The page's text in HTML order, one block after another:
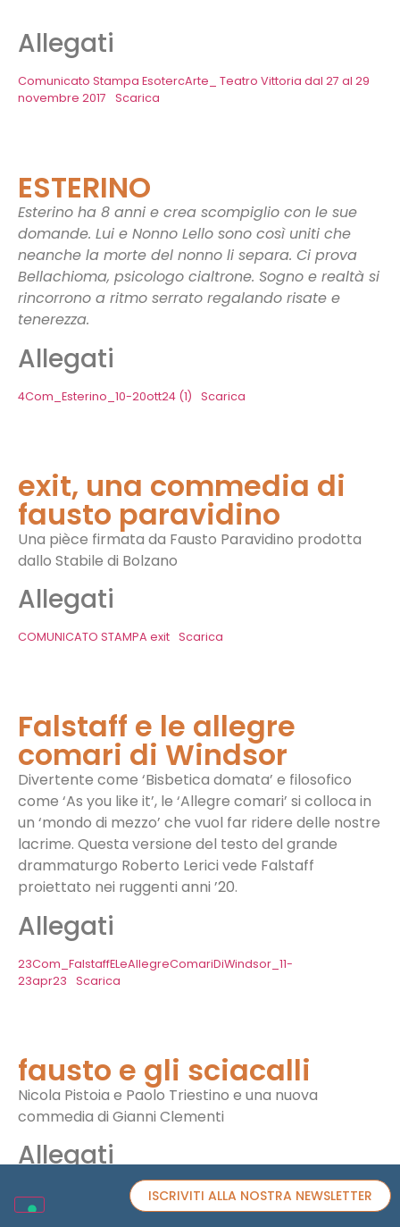
Allegati
Comunicato Stampa EsotercArte_ Teatro Vittoria dal 27 al 29
novembre 2017
Scarica
ESTERINO
Esterino ha 8 anni e crea scompiglio con le sue
domande. Lui e Nonno Lello sono così uniti che
neanche la morte del nonno li separa. Ci prova
Bellachioma, psicologo cialtrone. Sogno e realtà si
rincorrono a ritmo serrato regalando risate e
tenerezza.
Allegati
4Com_Esterino_10-20ott24 (1) Scarica
exit, una commedia di
fausto paravidino
Una pièce firmata da Fausto Paravidino prodotta
dallo Stabile di Bolzano
Allegati
COMUNICATO STAMPA exit Scarica
Falstaff e le allegre
comari di Windsor
Divertente come ‘Bisbetica domata’ e filosofico
come ‘As you like it’, le ‘Allegre comari’ si colloca in
un ‘mondo di mezzo’ che vuol far ridere delle nostre
lacrime. Questa versione del testo del grande
drammaturgo Roberto Lerici vede Falstaff
proiettato nei ruggenti anni ’20.
Allegati
23Com_FalstaffELeAllegreComariDiWindsor_11-
23apr23
Scarica
fausto e gli sciacalli
Nicola Pistoia e Paolo Triestino e una nuova
commedia di Gianni Clementi
Allegati
COMUNICATO STAMPA FAUSTO E GLI SCIACALLI Scarica
ISCRIVITI ALLA NOSTRA NEWSLETTER